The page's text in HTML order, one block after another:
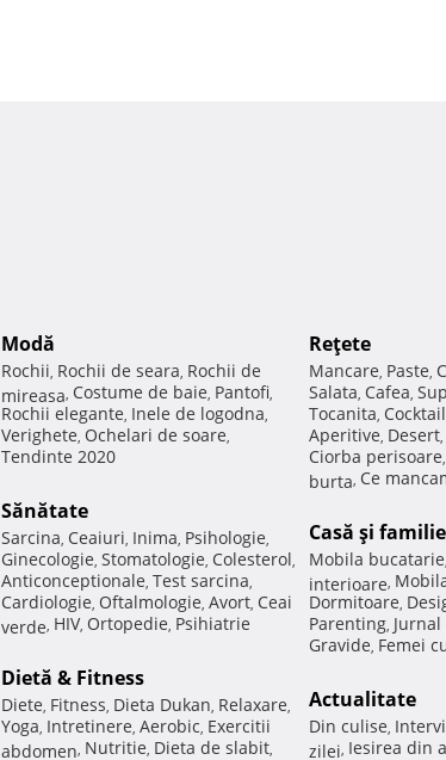
Modă
Rochii, Rochii de seara, Rochii de
mireasa, Costume de baie, Pantofi,
Rochii elegante, Inele de logodna,
Verighete, Ochelari de soare,
Tendinte 2020
Sănătate
Sarcina, Ceaiuri, Inima, Psihologie,
Ginecologie, Stomatologie, Colesterol,
Anticonceptionale, Test sarcina,
Cardiologie, Oftalmologie, Avort, Ceai
verde, HIV, Ortopedie, Psihiatrie
Dietă & Fitness
Diete, Fitness, Dieta Dukan, Relaxare,
Yoga, Intretinere, Aerobic, Exercitii
abdomen, Nutritie, Dieta de slabit,
Reţete
Mancare, Paste,
Salata, Cafea,
Tocanita, Cocktail
Aperitive, Desert,
Ciorba perisoare,
burta, Ce
Casă şi familie
Mobila bucatarie,
interioare,
Dormitoare,
Parenting,
Gravide, Femei
Actualitate
Din culise,
zilei, Iesirea din